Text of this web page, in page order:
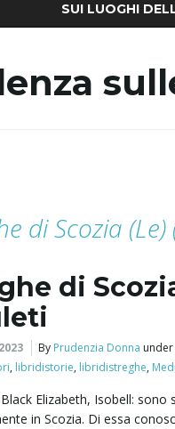
SUI LUOGHI
di Scozia
di
By Prudenzia Donna under
, libridistorie, libridistreghe,
Elizabeth, Isobell:
in Scozia. Di essa